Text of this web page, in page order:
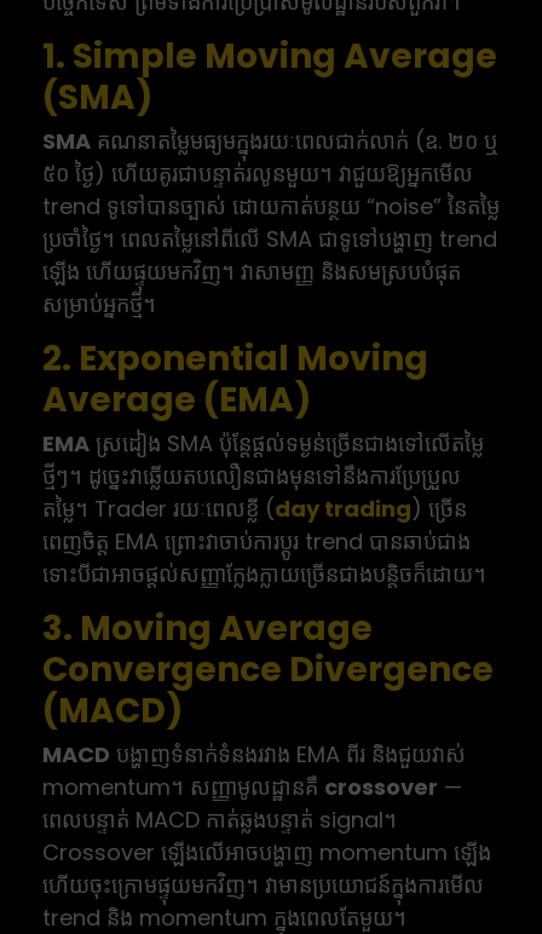
1. Simple Moving Average
(SMA)
SMA គណនាតម្លៃមធ្យមក្នុងរយៈពេលជាក់លាក់ (ឧ. ២០ ឬ
៥០ ថ្ងៃ) ហើយគូរជាបន្ទាត់រលូនមួយ។ វាជួយឱ្យអ្នកមើល
trend ទូទៅបានច្បាស់ ដោយកាត់បន្ថយ “noise” នៃតម្លៃ
ប្រចាំថ្ងៃ។ ពេលតម្លៃនៅពីលើ SMA ជាទូទៅបង្ហាញ trend
ឡើង ហើយផ្ទុយមកវិញ។ វាសាមញ្ញ និងសមស្របបំផុត
សម្រាប់អ្នកថ្មី។
2. Exponential Moving
Average (EMA)
EMA ស្រដៀង SMA ប៉ុន្តែផ្តល់ទម្ងន់ច្រើនជាងទៅលើតម្លៃ
ថ្មីៗ។ ដូច្នេះវាឆ្លើយតបលឿនជាងមុនទៅនឹងការប្រែប្រួល
តម្លៃ។ Trader រយៈពេលខ្លី (day trading) ច្រើន
ពេញចិត្ត EMA ព្រោះវាចាប់ការប្តូរ trend បានឆាប់ជាង
ទោះបីជាអាចផ្តល់សញ្ញាក្លែងក្លាយច្រើនជាងបន្តិចក៏ដោយ។
3. Moving Average
Convergence Divergence
(MACD)
MACD បង្ហាញទំនាក់ទំនងរវាង EMA ពីរ និងជួយវាស់
momentum។ សញ្ញាមូលដ្ឋានគឺ crossover —
ពេលបន្ទាត់ MACD កាត់ឆ្លងបន្ទាត់ signal។
Crossover ឡើងលើអាចបង្ហាញ momentum ឡើង
ហើយចុះក្រោមផ្ទុយមកវិញ។ វាមានប្រយោជន៍ក្នុងការមើល
trend និង momentum ក្នុងពេលតែមួយ។